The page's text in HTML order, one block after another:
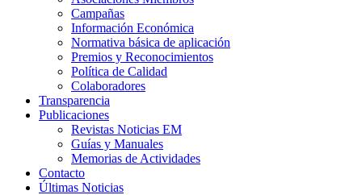
Campañas
Información Económica
Normativa básica de aplicación
Premios y Reconocimientos
Política de Calidad
Colaboradores
Transparencia
Publicaciones
Revistas Noticias EM
Guías y Manuales
Memorias de Actividades
Contacto
Últimas Noticias